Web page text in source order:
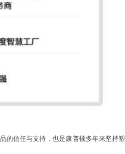
信任与支持，也是康普顿多年来坚持塑